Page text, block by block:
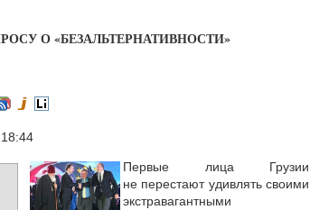
О «БЕЗАЛЬТЕРНАТИВНОСТИ»
Первые лица Грузии
не перестают удивлять своими
экстравагантными